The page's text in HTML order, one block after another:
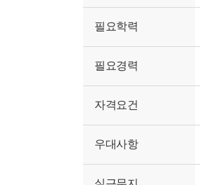
필요학력
필요경력
자격요건
우대사항